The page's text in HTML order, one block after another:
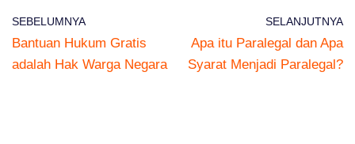
SEBELUMNYA
Bantuan Hukum Gratis
adalah Hak Warga Negara
SELANJUTNYA
Apa itu Paralegal dan Apa
Syarat Menjadi Paralegal?